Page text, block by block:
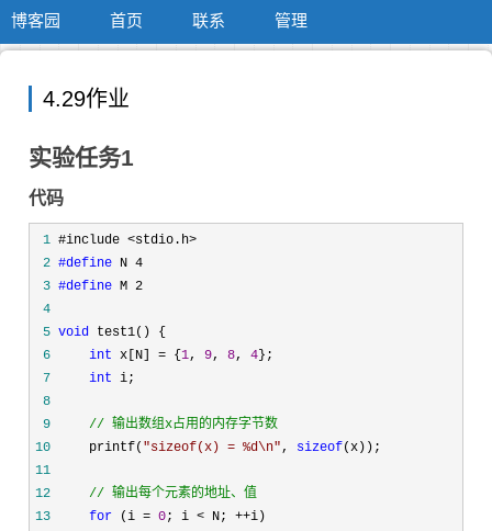
博客园 首页 联系 管理
4.29作业
实验任务1
代码
1
2 #define
3 #define
4
5 void
6
int x[N] = { 1, 9, 8, 4
7
int
8
9
// 输出数组x占用的内存字节数
10
     printf(
"sizeof(x) = %d\n", sizeof
11
12
// 输出每个元素的地址、值
13
for (i = 0; i < N; ++